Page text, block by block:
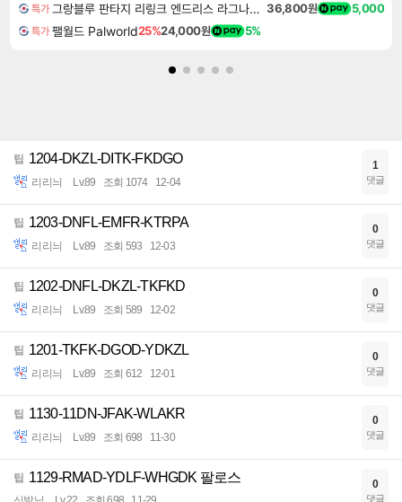
특가 그랑블루 판타지 리링크 엔드리스 라그나로크 업그레이드 킷 Granblue Fantasy Relink Endless Ragnarok Upgrade Kit DLC 36,800원 5,000
특가 팰월드 Palworld25%24,000원 5%
팁 1204-DKZL-DITK-FKDGO
리리늬 Lv.89 조회 1074 12-04
1
댓글
팁 1203-DNFL-EMFR-KTRPA
리리늬 Lv.89 조회 593 12-03
0
댓글
팁 1202-DNFL-DKZL-TKFKD
리리늬 Lv.89 조회 589 12-02
0
댓글
팁 1201-TKFK-DGOD-YDKZL
리리늬 Lv.89 조회 612 12-01
0
댓글
팁 1130-11DN-JFAK-WLAKR
리리늬 Lv.89 조회 698 11-30
0
댓글
팁 1129-RMAD-YDLF-WHGDK 팔로스 0
댓글